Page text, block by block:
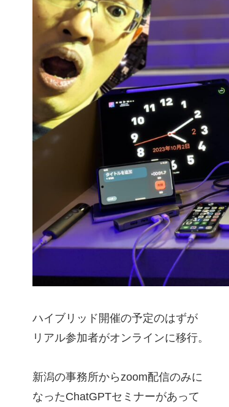
ハイブリッド開催の予定のはずが
リアル参加者がオンラインに移行。
新潟の事務所からzoom配信のみに
なったChatGPTセミナーがあって